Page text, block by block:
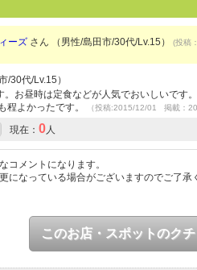
ーズ さん （男性/島田市/30代/Lv.15） (投稿
/30代/Lv.15）
お昼時は定食などが人気でおいしいです
程よかったです。
（投稿:2015/12/01 掲載：
現在： 0人
コメントになります。
になっている場合がございますのでご了承
このお店・スポットのク